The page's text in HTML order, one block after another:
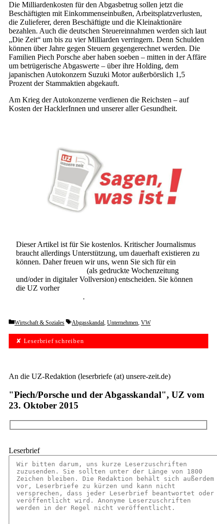
Die Milliardenkosten für den Abgasbetrug sollen jetzt die
Beschäftigten mit Einkommenseinbußen, Arbeitsplatzverlusten,
die Zulieferer, deren Beschäftigte und die Kleinaktionäre
bezahlen. Auch die deutschen Steuereinnahmen werden sich laut
„Die Zeit“ um bis zu vier Milliarden verringern. Denn Schulden
können über Jahre gegen Steuern gegengerechnet werden. Die
Familien Piech Porsche aber haben soeben – mitten in der Affäre
um betrügerische Abgaswerte – über ihre Holding, dem
japanischen Autokonzern Suzuki Motor außerbörslich 1,5
Prozent der Stammaktien abgekauft.
Am Krieg der Autokonzerne verdienen die Reichsten – auf
Kosten der HacklerInnen und unserer aller Gesundheit.
Dieser Artikel ist für Sie kostenlos. Kritischer Journalismus
braucht allerdings Unterstützung, um dauerhaft existieren zu
können. Daher freuen wir uns, wenn Sie sich für ein
(als gedruckte Wochenzeitung
und/oder in digitaler Vollversion) entscheiden. Sie können
die UZ vorher
.
Categories
Wirtschaft & Soziales Tags
Abgasskandal, Unternehmen, VW
✘ Leserbrief schreiben
An die UZ-Redaktion (leserbriefe (at) unsere-zeit.de)
"Piech/Porsche und der Abgasskandal", UZ vom
23. Oktober 2015
Leserbrief